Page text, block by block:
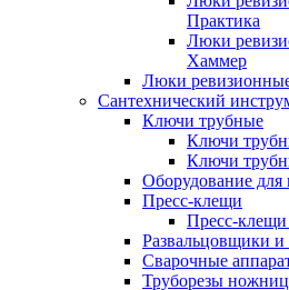
Практика
Люки
Хаммер
Люки
Сантехнический
Ключи трубные
Ключи
Ключи
Оборудование для
Пресс-клещи
Пресс-клещи
Развальцовщики
Сварочные
Труборезы